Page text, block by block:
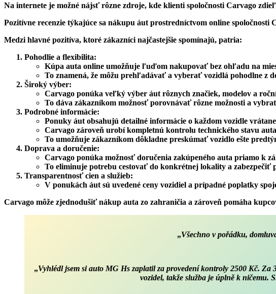
Na internete je možné nájsť rôzne zdroje, kde klienti spoločnosti Carvago
Pozitívne recenzie týkajúce sa nákupu áut prostredníctvom online
Medzi hlavné pozitíva, ktoré zákazníci najčastejšie spomínajú, patria:
Pohodlie a flexibilita:
Kúpa auta online umožňuje ľuďom nakupovať bez ohľadu na
To znamená, že môžu prehľadávať a vyberať vozidlá pohodlne z
Široký výber:
Carvago ponúka veľký výber áut rôznych značiek, modelov a
To dáva zákazníkom možnosť porovnávať rôzne možnosti a
Podrobné informácie:
Ponuky áut obsahujú detailné informácie o každom vozidle
Carvago zároveň urobí kompletnú kontrolu technického stavu
To umožňuje zákazníkom dôkladne preskúmať vozidlo ešte
Doprava a doručenie:
Carvago ponúka možnosť doručenia zakúpeného auta priamo k
To eliminuje potrebu cestovať do konkrétnej lokality a zabezpečiť
Transparentnosť cien a služieb:
V ponukách áut sú uvedené ceny vozidiel a prípadné poplatky
Carvago môže zjednodušiť nákup auta zo zahraničia a zároveň pomáha
„Všechno v pořádku,
„Vyhlédl jsem si auto MG Hs zaplatil za provedení kontroly 2500 Kč. Za
vozidel, takže služba je úplně k